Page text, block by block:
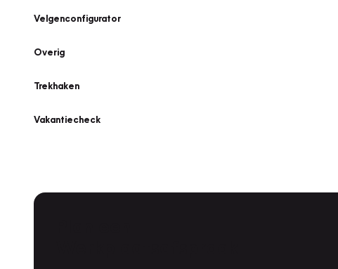
Velgenconfigurator
Overig
Trekhaken
Vakantiecheck